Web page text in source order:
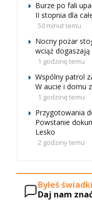
Burze po fali
II stopnia dla
50 minut temu
Nocny pożar
wciąż dogaszają
1 godzinę temu
Wspólny patrol
W aucie i domu
1 godzinę temu
Przygotowania
Powstanie
Lesko
2 godziny temu
Byłeś
Daj nam